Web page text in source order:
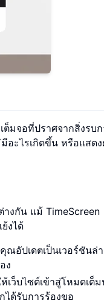
ต็มจอที่ปราศจากสิ่งรบ
อะไรเกิดขึ้น หรือแสด
างกัน แม้ TimeScreen
งได้
ณอัปเดตเป็นเวอร์ชันล่
ง
เว็บไซต์เข้าสู่โหมดเต็
ด้รับการร้องขอ